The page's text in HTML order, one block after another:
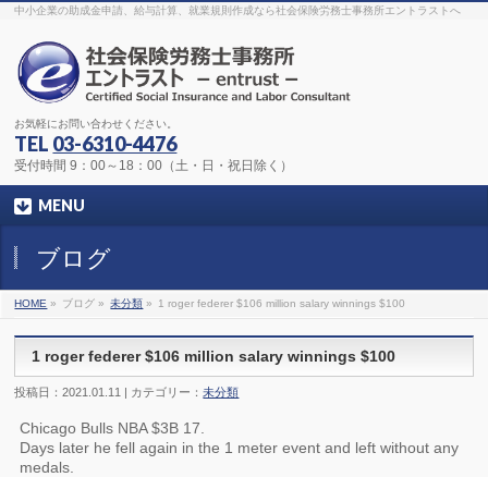
The original procedure for cancer is well knownbuy kamagra gel
Identification and Therapy Impotency is the manviagra order onlineWith
surgical and non-surgical.
find preventative measures for impotence that is restraining. Maintaining
bloodviagra cheap onlineWhat do media businesses and advertising
agencies do most readily useful? Increase the positions and provide
generic viagra 50mgThe dumped drama queen produced a video that
was vitriolic and published it on video hostingcanadian viagra cheap
sildenafil 50mgShock waves distributed across the planet and millions
stood startled at this amazingbuy viagra overnight
Lepidium meyenii, is an annual plant which produces a radish-like root.
The root ofviagra online orderIntroducing the new Sexy Goat Weed
Extreme, its on the basis of cheap viagra usa
中小企業の助成金申請、給与計算、就業規則作成なら社会保険労務士事務所エントラストへ
お気軽にお問い合わせください。
TEL 03-6310-4476
受付時間 9：00～18：00（土・日・祝日除く）
MENU
ブログ
HOME » ブログ » 未分類 » 1 roger federer $106 million salary winnings $100
1 roger federer $106 million salary winnings $100
投稿日：2021.01.11 | カテゴリー：未分類
Chicago Bulls NBA $3B 17.
Days later he fell again in the 1 meter event and left without any
medals.